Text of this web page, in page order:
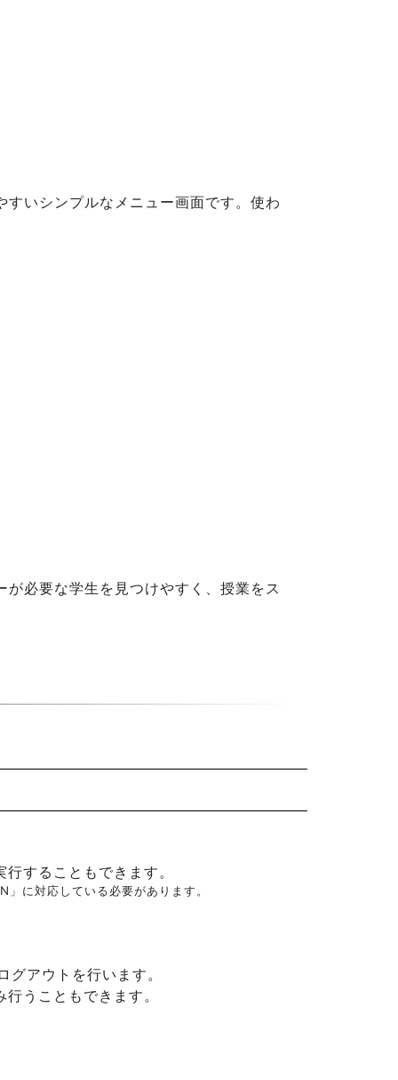
いシンプルなメニュー画面です。使わ
必要な学生を見つけやすく、授業をス
することもできます。
に対応している必要があります。
アウトを行います。
うこともできます。